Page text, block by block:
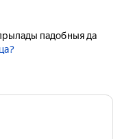
падобныя да